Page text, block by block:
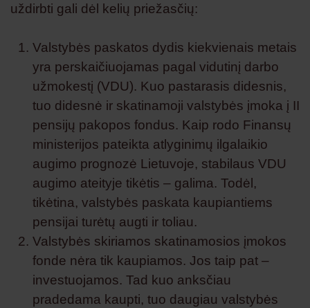
uždirbti gali dėl kelių priežasčių:
Valstybės paskatos dydis kiekvienais metais
yra perskaičiuojamas pagal vidutinį darbo
užmokestį (VDU). Kuo pastarasis didesnis,
tuo didesnė ir skatinamoji valstybės įmoka į II
pensijų pakopos fondus. Kaip rodo Finansų
ministerijos pateikta atlyginimų ilgalaikio
augimo prognozė Lietuvoje, stabilaus VDU
augimo ateityje tikėtis – galima. Todėl,
tikėtina, valstybės paskata kaupiantiems
pensijai turėtų augti ir toliau.
Valstybės skiriamos skatinamosios įmokos
fonde nėra tik kaupiamos. Jos taip pat –
investuojamos. Tad kuo anksčiau
pradedama kaupti, tuo daugiau valstybės